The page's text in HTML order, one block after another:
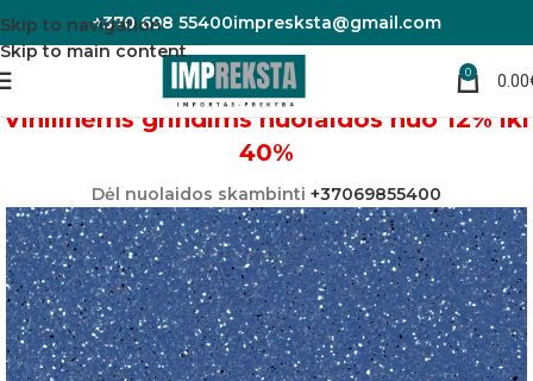
Skip to navigation
Skip to main content
+370 698 55400impresksta@gmail.com
0 0.00
Pradžia Vinilinės grindys Linoleumas/PVC danga
Vinilinėms grindims nuolaidos nuo 12% iki
40%
Dėl nuolaidos skambinti +37069855400